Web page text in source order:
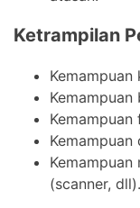
Ketrampilan
(scanner, dll).